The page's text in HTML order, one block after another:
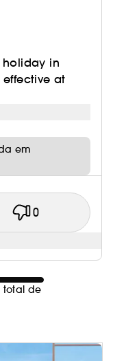
radiante
reduz os
a água do mar,
90% de
holiday in
at
em
0
total de